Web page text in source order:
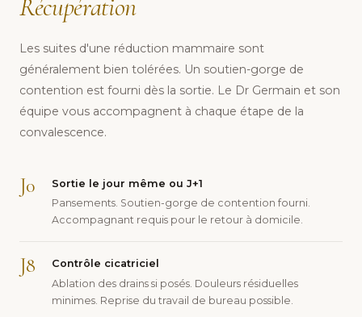
Récupération
Les suites d'une réduction mammaire sont
généralement bien tolérées. Un soutien-gorge de
contention est fourni dès la sortie. Le Dr Germain et son
équipe vous accompagnent à chaque étape de la
convalescence.
J0
Sortie le jour même ou J+1
Pansements. Soutien-gorge de contention fourni.
Accompagnant requis pour le retour à domicile.
J8
Contrôle cicatriciel
Ablation des drains si posés. Douleurs résiduelles
minimes. Reprise du travail de bureau possible.